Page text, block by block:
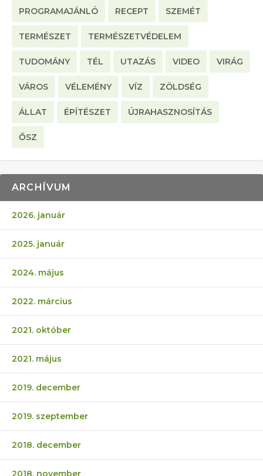
PROGRAMAJÁNLÓ RECEPT SZEMÉT
TERMÉSZET TERMÉSZETVÉDELEM
TUDOMÁNY TÉL UTAZÁS VIDEO VIRÁG
VÁROS VÉLEMÉNY VÍZ ZÖLDSÉG
ÁLLAT ÉPÍTÉSZET ÚJRAHASZNOSÍTÁS
ŐSZ
ARCHÍVUM
2026. január
2025. január
2024. május
2022. március
2021. október
2021. május
2019. december
2019. szeptember
2018. december
2018. november